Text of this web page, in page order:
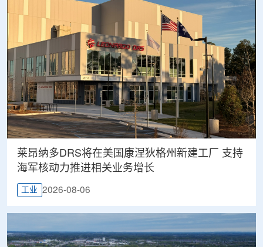
莱昂纳多DRS将在美国康涅狄格州新建工厂 支持
海军核动力推进相关业务增长
工业 2026-08-06